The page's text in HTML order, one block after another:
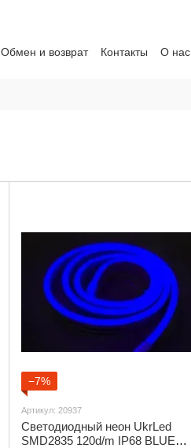
Обмен и возврат Контакты О нас
−7%
Артикул: 20937
Светодиодный неон UkrLed
SMD2835 120d/m IP68 BLUE